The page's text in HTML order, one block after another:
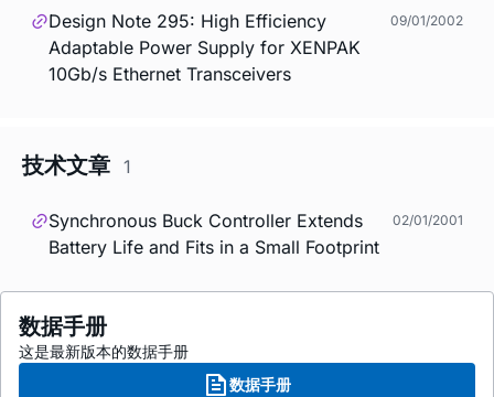
Design Note 295: High Efficiency
Adaptable Power Supply for XENPAK
10Gb/s Ethernet Transceivers
09/01/2002
技术文章 1
Synchronous Buck Controller Extends
Battery Life and Fits in a Small Footprint
02/01/2001
数据手册
这是最新版本的数据手册
数据手册